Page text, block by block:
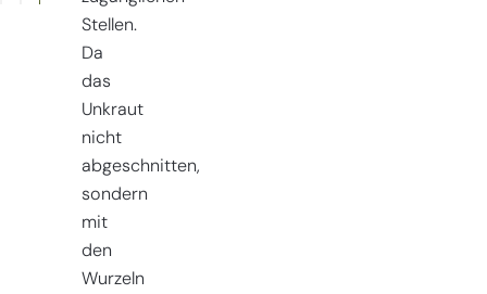
Stellen.
Da
das
Unkraut
nicht
abgeschnitten,
sondern
mit
den
Wurzeln